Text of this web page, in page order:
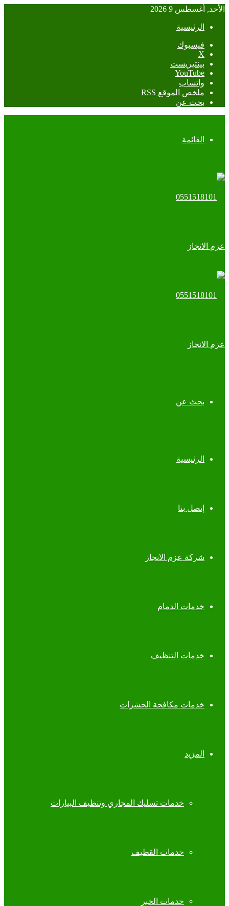
الأحد, أغسطس 9 2026
الرئيسية
فيسبوك
‫X
بينتيريست
‫YouTube
واتساب
ملخص الموقع RSS
بحث عن
القائمة
بحث عن
الرئيسية
إتصل بنا
شركة عزم الانجاز
خدمات الدمام
خدمات التنظيف
خدمات مكافحة الحشرات
المزيد
خدمات تسليك المجاري وتنظيف البيارات
خدمات القطيف
خدمات الخبر